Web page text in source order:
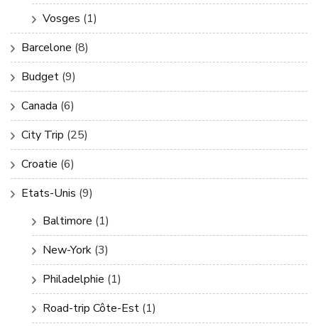
Vosges (1)
Barcelone (8)
Budget (9)
Canada (6)
City Trip (25)
Croatie (6)
Etats-Unis (9)
Baltimore (1)
New-York (3)
Philadelphie (1)
Road-trip Côte-Est (1)